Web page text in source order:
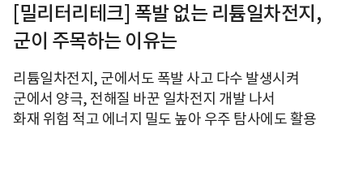
[밀리터리테크] 폭발 없는 리튬일차전지,
군이 주목하는 이유는
리튬일차전지, 군에서도 폭발 사고 다수 발생시켜
군에서 양극, 전해질 바꾼 일차전지 개발 나서
화재 위험 적고 에너지 밀도 높아 우주 탐사에도 활용